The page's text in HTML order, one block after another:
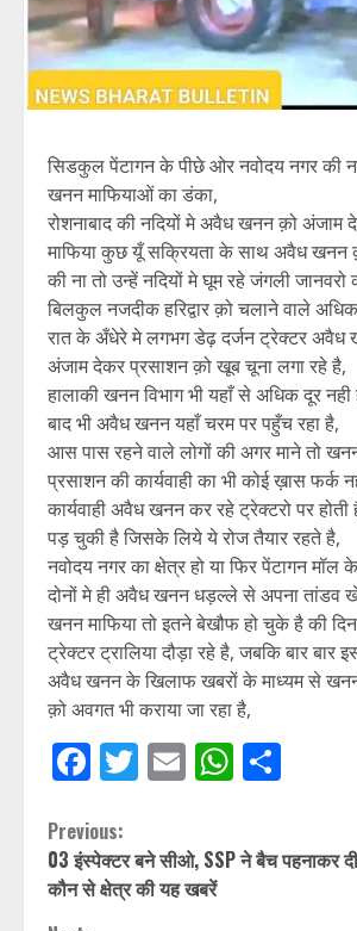
सिडकुल पेंटागन के पीछे ओर नवोदय नगर की
खनन माफियाओं का डंका,
रोशनाबाद की नदियों मे अवैध खनन क़ो अंजाम
माफिया कुछ यूँ सक्रियता के साथ अवैध खनन
की ना तो उन्हें नदियों मे घूम रहे जंगली
बिलकुल नजदीक हरिद्वार क़ो चलाने वाले
रात के अँधेरे मे लगभग डेढ़ दर्जन ट्रेक्टर
अंजाम देकर प्रसाशन क़ो खूब चूना लगा रहे है,
हालाकी खनन विभाग भी यहाँ से अधिक दूर
बाद भी अवैध खनन यहाँ चरम पर पहुँच रहा है,
आस पास रहने वाले लोगों की अगर माने तो
प्रसाशन की कार्यवाही का भी कोई ख़ास फर्क
कार्यवाही अवैध खनन कर रहे ट्रेक्टरो पर
पड़ चुकी है जिसके लिये ये रोज तैयार रहते है,
नवोदय नगर का क्षेत्र हो या फिर पेंटागन मॉल
दोनों मे ही अवैध खनन धड़ल्ले से अपना तांडव
खनन माफिया तो इतने बेखौफ हो चुके है की दिन
ट्रेक्टर ट्रालिया दौड़ा रहे है, जबकि बार बार
अवैध खनन के खिलाफ खबरों के माध्यम से खनन
क़ो अवगत भी कराया जा रहा है,
Facebook
Twitter
Email
Continue
Reading
Previous:
03 इंस्पेक्टर बने सीओ, SSP ने बैच पहनाकर
कौन से क्षेत्र की यह खबरें